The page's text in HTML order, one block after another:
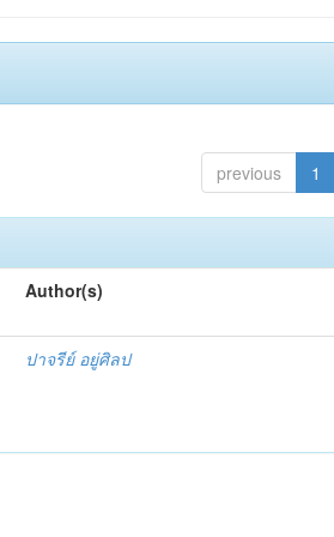
previous 1
Author(s)
ปาจรีย์ อยู่ศิลป